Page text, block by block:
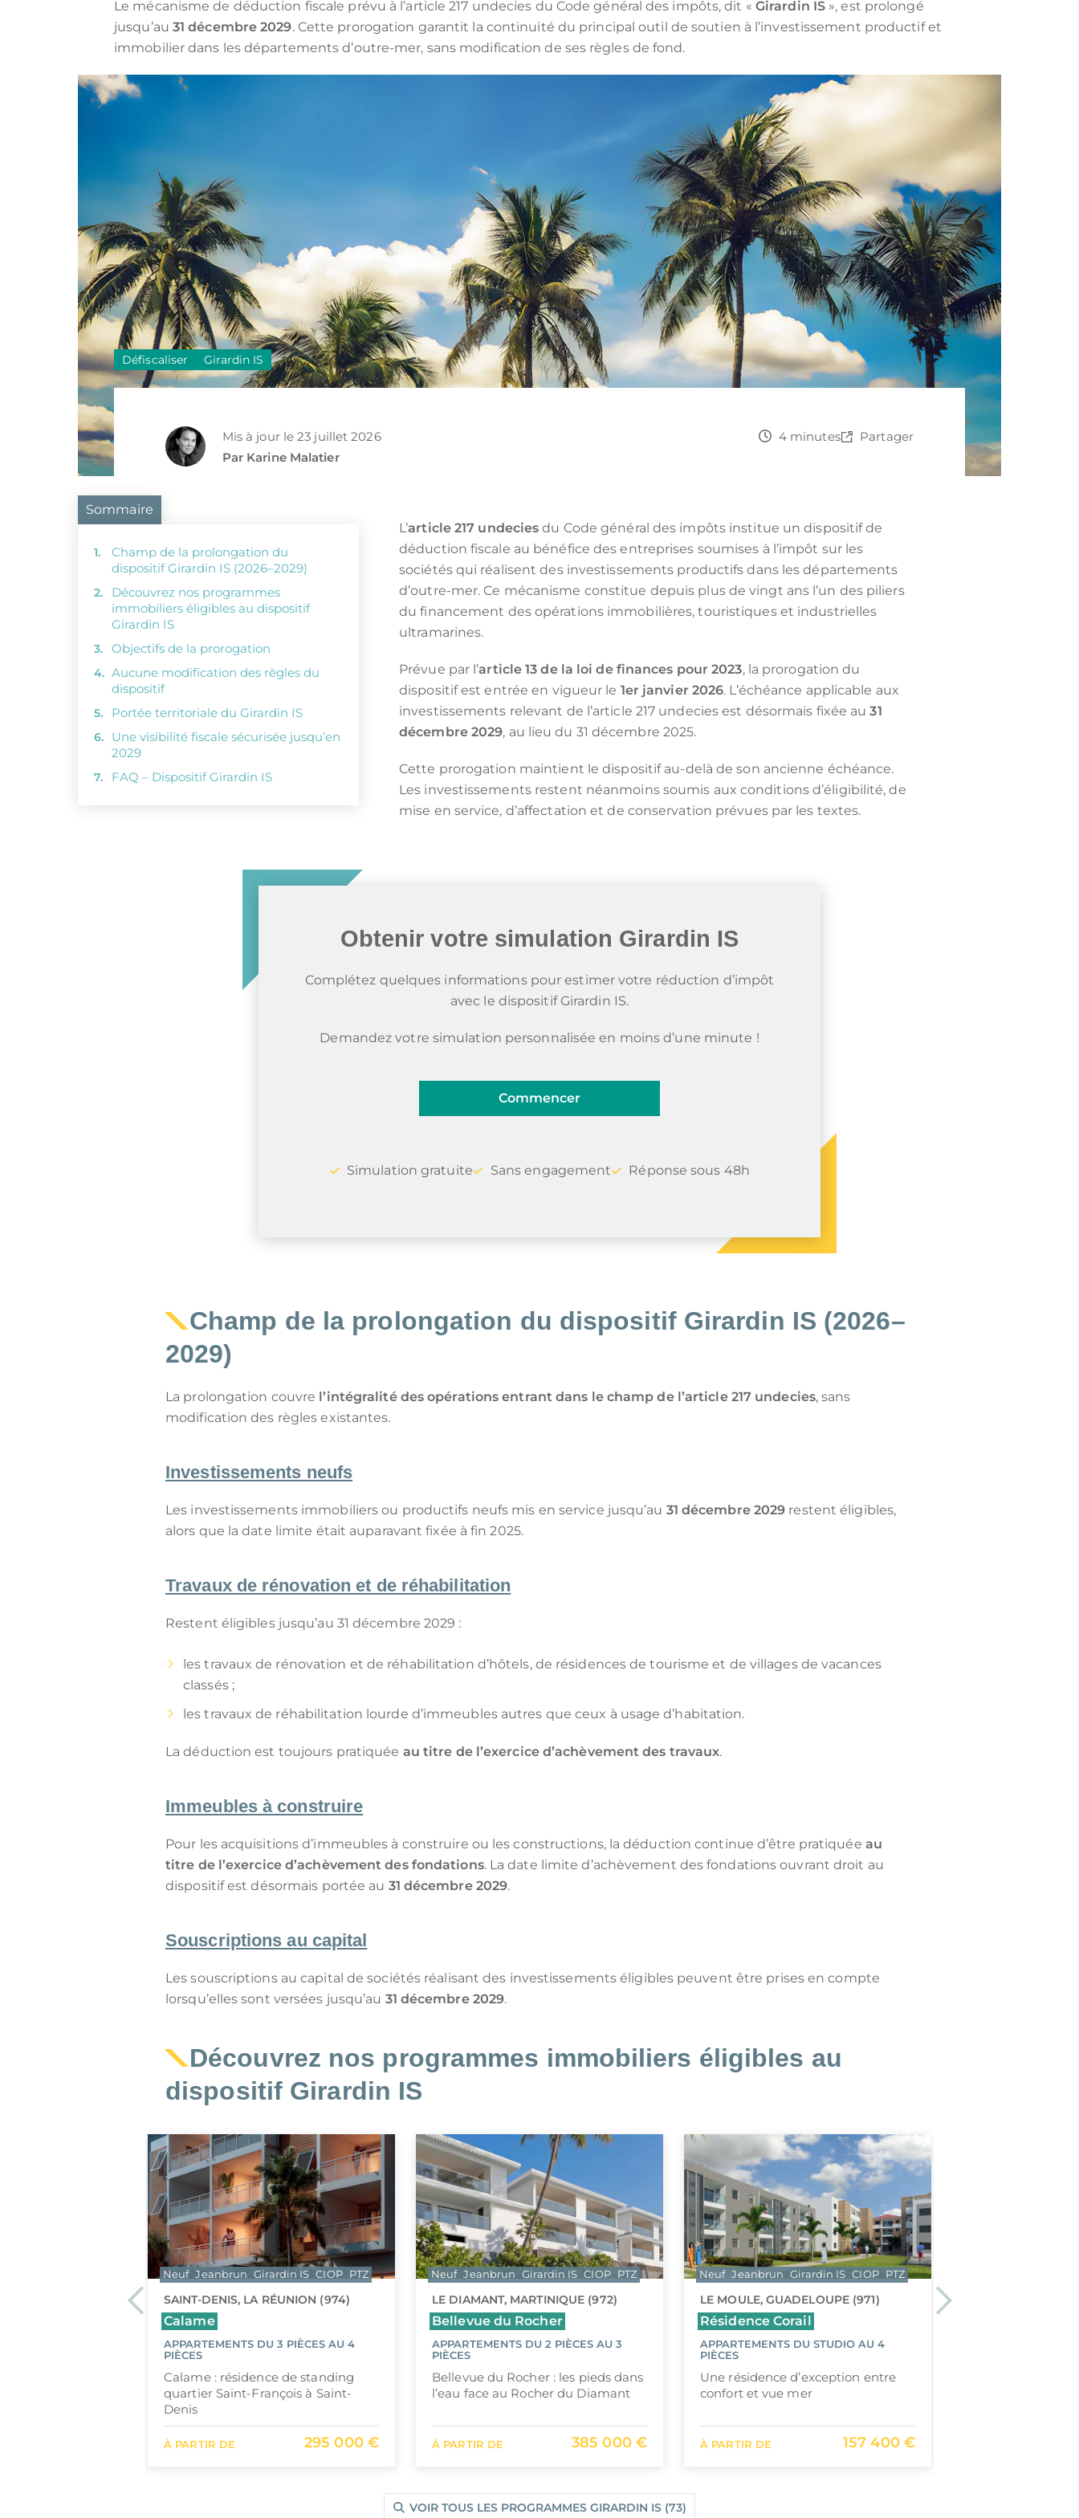
LOI MALRAUX LOI DENORMANDIE CIOP (DROM)
NUE‑PROPRIÉTÉ
DÉFICIT FONCIER
LOI JEANBRUN LOI GIRARDIN IS
MAURICE (NON-RÉSIDENT)
MONUMENTS HISTORIQUES
LMP/LMNP CIIC (CORSE)
Tous les programmes pour investir ou habiter à l'international :
ÎLE MAURICE
Le mécanisme de déduction fiscale prévu à l’article 217 undecies du Code général des impôts, dit « Girardin IS », est prolongé
jusqu’au 31 décembre 2029. Cette prorogation garantit la continuité du principal outil de soutien à l’investissement productif et
immobilier dans les départements d’outre-mer, sans modification de ses règles de fond.
Défiscaliser Girardin IS
Mis à jour le 23 juillet 2026
Par Karine Malatier
4 minutes Partager
Sommaire
Champ de la prolongation du
dispositif Girardin IS (2026–2029)
Découvrez nos programmes
immobiliers éligibles au dispositif
Girardin IS
Objectifs de la prorogation
Aucune modification des règles du
dispositif
Portée territoriale du Girardin IS
Une visibilité fiscale sécurisée jusqu’en
2029
FAQ – Dispositif Girardin IS
L’article 217 undecies du Code général des impôts institue un dispositif de
déduction fiscale au bénéfice des entreprises soumises à l’impôt sur les
sociétés qui réalisent des investissements productifs dans les départements
d’outre-mer. Ce mécanisme constitue depuis plus de vingt ans l’un des piliers
du financement des opérations immobilières, touristiques et industrielles
ultramarines.
Prévue par l’article 13 de la loi de finances pour 2023, la prorogation du
dispositif est entrée en vigueur le 1er janvier 2026. L’échéance applicable aux
investissements relevant de l’article 217 undecies est désormais fixée au31
décembre 2029, au lieu du 31 décembre 2025.
Cette prorogation maintient le dispositif au-delà de son ancienne échéance.
Les investissements restent néanmoins soumis aux conditions d’éligibilité, de
mise en service, d’affectation et de conservation prévues par les textes.
Obtenir votre simulation Girardin IS
Complétez quelques informations pour estimer votre réduction d’impôt
avec le dispositif Girardin IS.
Demandez votre simulation personnalisée en moins d’une minute !
Commencer
Simulation gratuite Sans engagement Réponse sous 48h
Champ de la prolongation du dispositif Girardin IS (2026–
2029)
La prolongation couvre l’intégralité des opérations entrant dans le champ de l’article 217 undecies, sans
modification des règles existantes.
Investissements neufs
Les investissements immobiliers ou productifs neufs mis en service jusqu’au 31 décembre 2029 restent éligibles,
alors que la date limite était auparavant fixée à fin 2025.
Travaux de rénovation et de réhabilitation
Restent éligibles jusqu’au 31 décembre 2029 :
les travaux de rénovation et de réhabilitation d’hôtels, de résidences de tourisme et de villages de vacances
classés ;
les travaux de réhabilitation lourde d’immeubles autres que ceux à usage d’habitation.
La déduction est toujours pratiquée au titre de l’exercice d’achèvement des travaux.
Immeubles à construire
Pour les acquisitions d’immeubles à construire ou les constructions, la déduction continue d’être pratiquée au
titre de l’exercice d’achèvement des fondations. La date limite d’achèvement des fondations ouvrant droit au
dispositif est désormais portée au 31 décembre 2029.
Souscriptions au capital
Les souscriptions au capital de sociétés réalisant des investissements éligibles peuvent être prises en compte
lorsqu’elles sont versées jusqu’au 31 décembre 2029.
Découvrez nos programmes immobiliers éligibles au
dispositif Girardin IS
PreviousSAINT-DENIS, LA RÉUNION (974)
Calame
APPARTEMENTS DU 3 PIÈCES AU 4
PIÈCES
Calame : résidence de standing
quartier Saint-François à Saint-
Denis
À PARTIR DE 295 000 €
Neuf Jeanbrun Girardin IS CIOP PTZ
LE DIAMANT, MARTINIQUE (972)
Bellevue du Rocher
APPARTEMENTS DU 2 PIÈCES AU 3
PIÈCES
Bellevue du Rocher : les pieds dans
l’eau face au Rocher du Diamant
À PARTIR DE 385 000 €
Neuf Jeanbrun Girardin IS CIOP PTZ
LE MOULE, GUADELOUPE (971)
Résidence Corail
APPARTEMENTS DU STUDIO AU 4
PIÈCES
Une résidence d’exception entre
confort et vue mer
À PARTIR DE 157 400 €
Neuf Jeanbrun Girardin IS CIOP PTZ
Next
VOIR TOUS LES PROGRAMMES GIRARDIN IS (73)